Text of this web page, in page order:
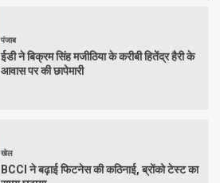
पंजाब
ईडी ने बिक्रम सिंह मजीठिया के करीबी हितेंद्र हैरी के
आवास पर की छापेमारी
खेल
BCCI ने बढ़ाई फिटनेस की कठिनाई, ब्रोंको टेस्ट का